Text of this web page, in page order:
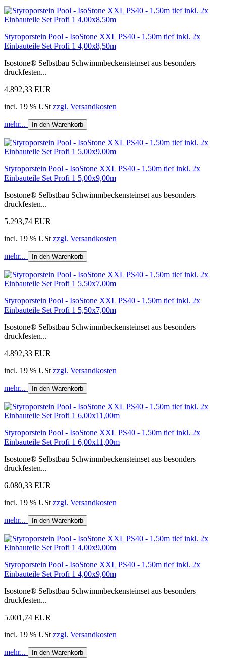
Styroporstein Pool - IsoStone XXL PS40 - 1,50m tief inkl. 2x
Einbauteile Set Profi 1 4,00x8,50m
Isostone® Selbstbau Schwimmbeckensteinset aus besonders
druckfesten...
4.892,33 EUR
incl. 19 % USt zzgl. Versandkosten
mehr... In den Warenkorb
Styroporstein Pool - IsoStone XXL PS40 - 1,50m tief inkl. 2x
Einbauteile Set Profi 1 5,00x9,00m
Isostone® Selbstbau Schwimmbeckensteinset aus besonders
druckfesten...
5.293,74 EUR
incl. 19 % USt zzgl. Versandkosten
mehr... In den Warenkorb
Styroporstein Pool - IsoStone XXL PS40 - 1,50m tief inkl. 2x
Einbauteile Set Profi 1 5,50x7,00m
Isostone® Selbstbau Schwimmbeckensteinset aus besonders
druckfesten...
4.892,33 EUR
incl. 19 % USt zzgl. Versandkosten
mehr... In den Warenkorb
Styroporstein Pool - IsoStone XXL PS40 - 1,50m tief inkl. 2x
Einbauteile Set Profi 1 6,00x11,00m
Isostone® Selbstbau Schwimmbeckensteinset aus besonders
druckfesten...
6.080,33 EUR
incl. 19 % USt zzgl. Versandkosten
mehr... In den Warenkorb
Styroporstein Pool - IsoStone XXL PS40 - 1,50m tief inkl. 2x
Einbauteile Set Profi 1 4,00x9,00m
Isostone® Selbstbau Schwimmbeckensteinset aus besonders
druckfesten...
5.001,74 EUR
incl. 19 % USt zzgl. Versandkosten
mehr... In den Warenkorb